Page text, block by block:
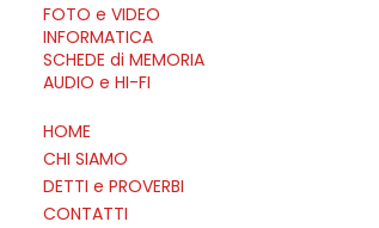
FOTO e VIDEO
INFORMATICA
SCHEDE di MEMORIA
AUDIO e HI-FI
HOME
CHI SIAMO
DETTI e PROVERBI
CONTATTI